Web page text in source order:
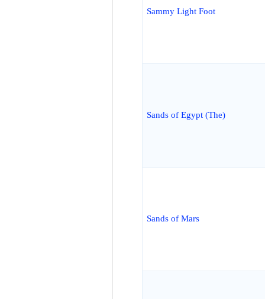
Sammy Light Foot
Sands of Egypt (The)
Sands of Mars